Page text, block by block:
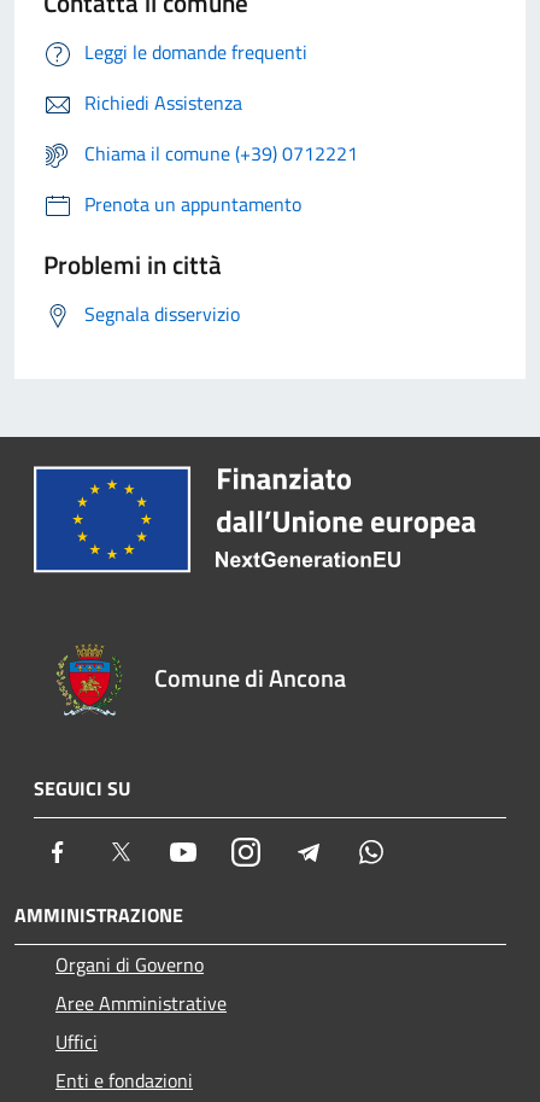
Leggi le domande frequenti
Richiedi Assistenza
Chiama il comune (+39) 0712221
Prenota un appuntamento
Problemi in città
Segnala disservizio
Comune di Ancona
SEGUICI SU
Facebook Twitter YoutubeInstagram Telegram
AMMINISTRAZIONE
Organi di Governo
Aree Amministrative
Uffici
Enti e fondazioni